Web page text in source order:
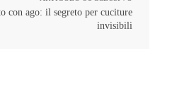
con ago: il segreto per cuciture
invisibili